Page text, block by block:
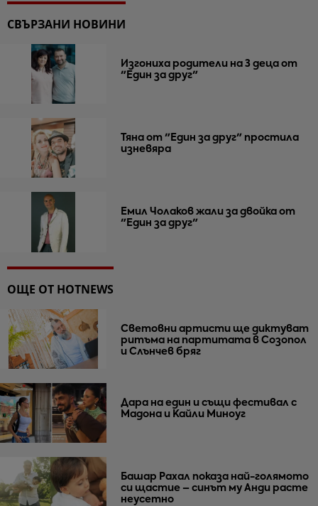
СВЪРЗАНИ НОВИНИ
Изгониха родители на 3 деца от
"Един за друг"
Тяна от "Един за друг" простила
изневяра
Емил Чолаков жали за двойка от
"Един за друг"
ОЩЕ ОТ HOTNEWS
Световни артисти ще диктуват
ритъма на партитата в Созопол
и Слънчев бряг
Дара на един и същи фестивал с
Мадона и Кайли Миноуг
Башар Рахал показа най-голямото
си щастие – синът му Анди расте
неусетно